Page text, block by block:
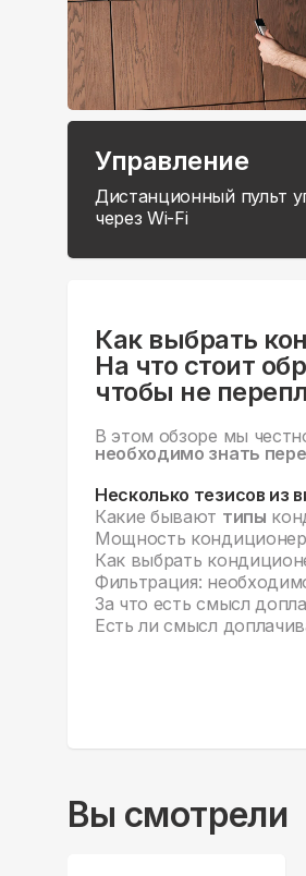
Управление
Дистанционный пульт
через Wi-Fi
Как выбрать
На что стоит
чтобы не
В этом обзоре мы
необходимо знать
Несколько тезисов из
Какие бывают типы
Мощность
Как выбрать
Фильтрация:
За что есть смысл
Есть ли смысл
Вы смотрели